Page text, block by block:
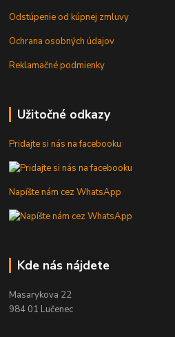
Odstúpenie od kúpnej zmluvy
Ochrana osobných údajov
Reklamačné podmienky
Užitočné odkazy
Pridajte si nás na facebooku
Napíšte nám cez WhatsApp
Kde nás nájdete
Masarykova 22
984 01 Lučenec